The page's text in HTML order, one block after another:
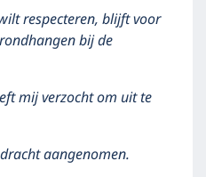
respecteren, blijft voor
bij de
mij verzocht om uit te
aangenomen.